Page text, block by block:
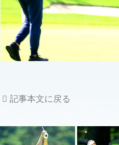
記事本文に戻る